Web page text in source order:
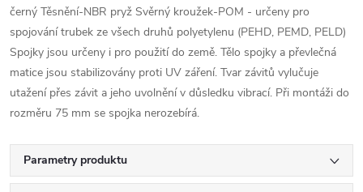
černý Těsnění-NBR pryž Svěrný kroužek-POM - určeny pro
spojování trubek ze všech druhů polyetylenu (PEHD, PEMD, PELD)
Spojky jsou určeny i pro použití do země. Tělo spojky a převlečná
matice jsou stabilizovány proti UV záření. Tvar závitů vylučuje
utažení přes závit a jeho uvolnění v důsledku vibrací. Při montáži do
rozměru 75 mm se spojka nerozebírá.
Parametry produktu